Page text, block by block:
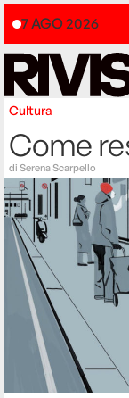
7 AGO 2026
Cultura
Come
diSerena Scarpello